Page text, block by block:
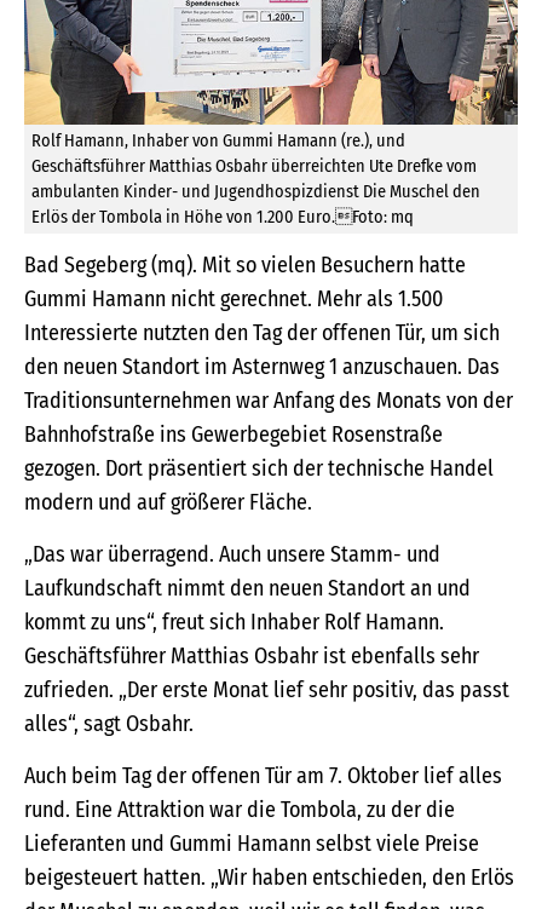
Rolf Hamann, Inhaber von Gummi Hamann (re.), und
Geschäftsführer Matthias Osbahr überreichten Ute Drefke vom
ambulanten Kinder- und Jugendhospizdienst Die Muschel den
Erlös der Tombola in Höhe von 1.200 Euro.Foto: mq
Bad Segeberg (mq). Mit so vielen Besuchern hatte
Gummi Hamann nicht gerechnet. Mehr als 1.500
Interessierte nutzten den Tag der offenen Tür, um sich
den neuen Standort im Asternweg 1 anzuschauen. Das
Traditionsunternehmen war Anfang des Monats von der
Bahnhofstraße ins Gewerbegebiet Rosenstraße
gezogen. Dort präsentiert sich der technische Handel
modern und auf größerer Fläche.
„Das war überragend. Auch unsere Stamm- und
Laufkundschaft nimmt den neuen Standort an und
kommt zu uns“, freut sich Inhaber Rolf Hamann.
Geschäftsführer Matthias Osbahr ist ebenfalls sehr
zufrieden. „Der erste Monat lief sehr positiv, das passt
alles“, sagt Osbahr.
Auch beim Tag der offenen Tür am 7. Oktober lief alles
rund. Eine Attraktion war die Tombola, zu der die
Lieferanten und Gummi Hamann selbst viele Preise
beigesteuert hatten. „Wir haben entschieden, den Erlös